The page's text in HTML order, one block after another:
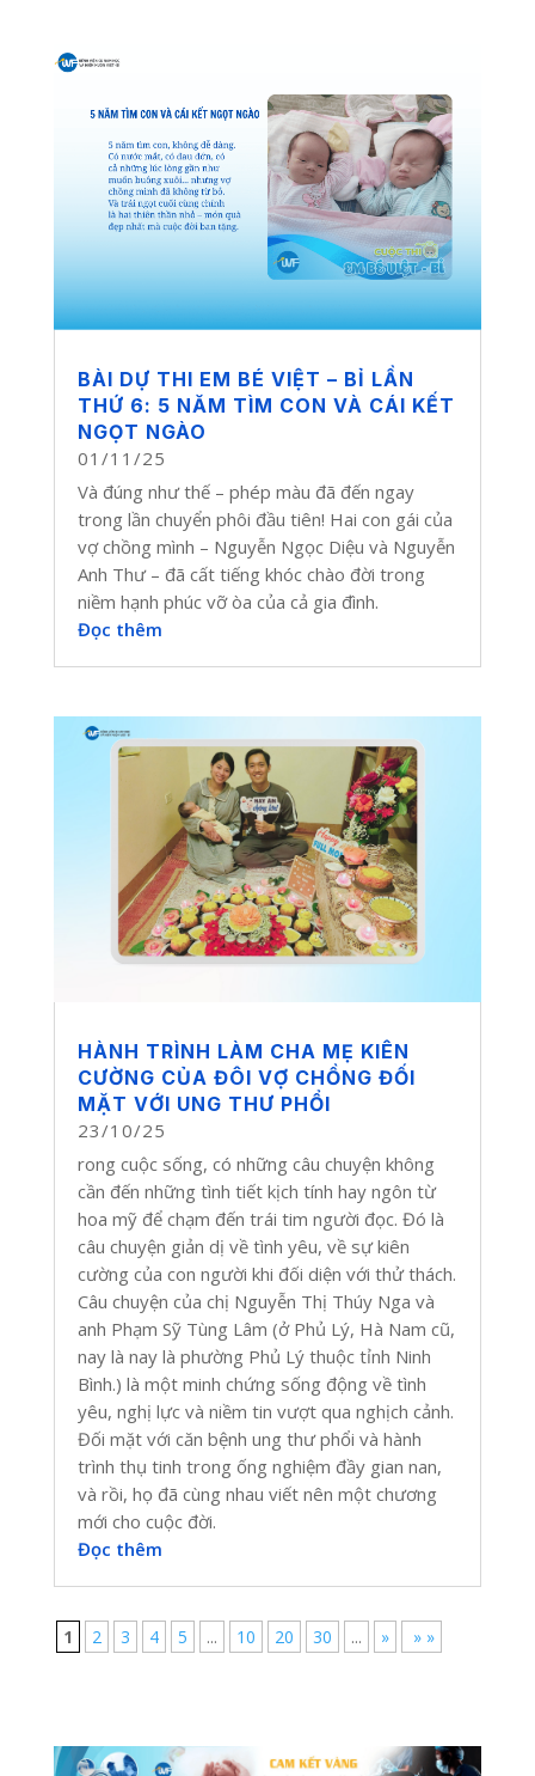
BÀI DỰ THI EM BÉ VIỆT – BỈ LẦN
THỨ 6: 5 NĂM TÌM CON VÀ CÁI KẾT
NGỌT NGÀO
01/11/25
Và đúng như thế – phép màu đã đến ngay
trong lần chuyển phôi đầu tiên! Hai con gái của
vợ chồng mình – Nguyễn Ngọc Diệu và Nguyễn
Anh Thư – đã cất tiếng khóc chào đời trong
niềm hạnh phúc vỡ òa của cả gia đình.
Đọc thêm
HÀNH TRÌNH LÀM CHA MẸ KIÊN
CƯỜNG CỦA ĐÔI VỢ CHỒNG ĐỐI
MẶT VỚI UNG THƯ PHỔI
23/10/25
rong cuộc sống, có những câu chuyện không
cần đến những tình tiết kịch tính hay ngôn từ
hoa mỹ để chạm đến trái tim người đọc. Đó là
câu chuyện giản dị về tình yêu, về sự kiên
cường của con người khi đối diện với thử thách.
Câu chuyện của chị Nguyễn Thị Thúy Nga và
anh Phạm Sỹ Tùng Lâm (ở Phủ Lý, Hà Nam cũ,
nay là nay là phường Phủ Lý thuộc tỉnh Ninh
Bình.) là một minh chứng sống động về tình
yêu, nghị lực và niềm tin vượt qua nghịch cảnh.
Đối mặt với căn bệnh ung thư phổi và hành
trình thụ tinh trong ống nghiệm đầy gian nan,
và rồi, họ đã cùng nhau viết nên một chương
mới cho cuộc đời.
Đọc thêm
1 2 3 4 5 ... 10 20 30 ... » » »